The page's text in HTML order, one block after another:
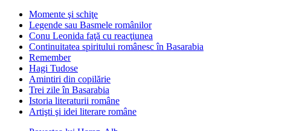
Momente şi schiţe
Legende sau Basmele românilor
Conu Leonida faţă cu reacţiunea
Continuitatea spiritului românesc în Basarabia
Remember
Hagi Tudose
Amintiri din copilărie
Trei zile în Basarabia
Istoria literaturii române
Artişti şi idei literare române